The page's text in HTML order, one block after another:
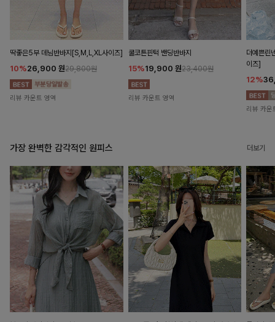
딱좋은5부 데님반바지[S,M,L,XL사이즈]
10%26,900 원29,800원
리뷰 카운트 영역
쿨코튼핀턱 밴딩반바지
15%19,900 원23,400원
리뷰 카운트 영역
더예쁜린
이즈]
12%
리뷰 카운
가장 완벽한 감각적인 원피스 더보기